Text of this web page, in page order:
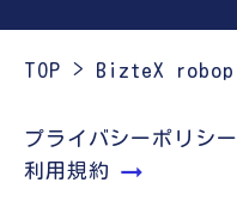
TOP BizteX robop
プライバシーポリシー
利用規約